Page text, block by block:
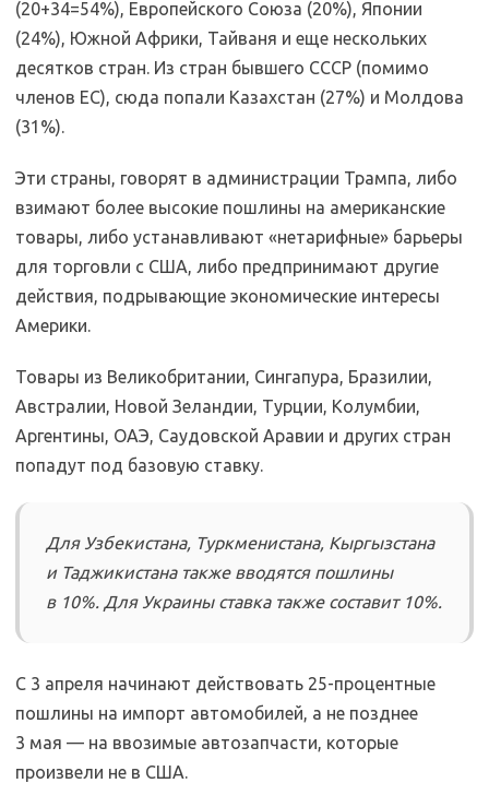
(20+34=54%), Европейского Союза (20%), Японии
(24%), Южной Африки, Тайваня и еще нескольких
десятков стран. Из стран бывшего СССР (помимо
членов ЕС), сюда попали Казахстан (27%) и Молдова
(31%).
Эти страны, говорят в администрации Трампа, либо
взимают более высокие пошлины на американские
товары, либо устанавливают «нетарифные» барьеры
для торговли с США, либо предпринимают другие
действия, подрывающие экономические интересы
Америки.
Товары из Великобритании, Сингапура, Бразилии,
Австралии, Новой Зеландии, Турции, Колумбии,
Аргентины, ОАЭ, Саудовской Аравии и других стран
попадут под базовую ставку.
Для Узбекистана, Туркменистана, Кыргызстана
и Таджикистана также вводятся пошлины
в 10%. Для Украины ставка также составит 10%.
С 3 апреля начинают действовать 25-процентные
пошлины на импорт автомобилей, а не позднее
3 мая — на ввозимые автозапчасти, которые
произвели не в США.